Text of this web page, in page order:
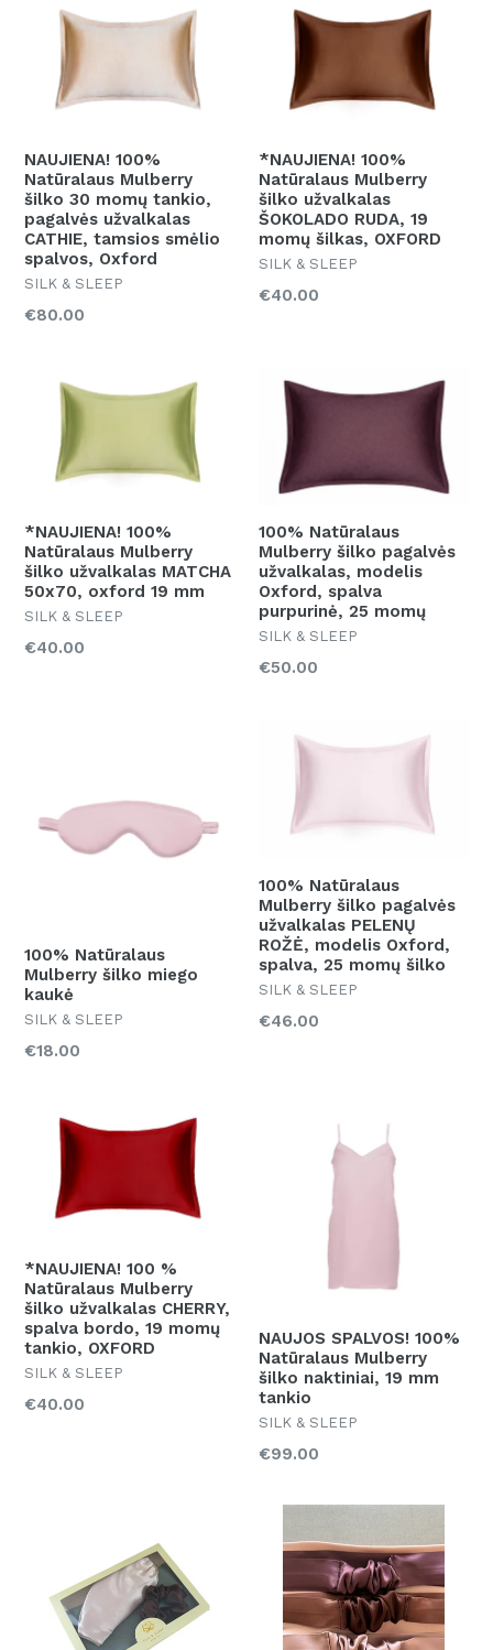
NAUJIENA! 100%
Natūralaus Mulberry
šilko 30 momų tankio,
pagalvės užvalkalas
CATHIE, tamsios smėlio
spalvos, Oxford
SILK & SLEEP
Kaina
€80.00
*NAUJIENA! 100%
Natūralaus Mulberry
šilko užvalkalas
ŠOKOLADO RUDA, 19
momų šilkas, OXFORD
SILK & SLEEP
Kaina
€40.00
*NAUJIENA! 100%
Natūralaus Mulberry
šilko užvalkalas MATCHA
50x70, oxford 19 mm
SILK & SLEEP
Kaina
€40.00
100% Natūralaus
Mulberry šilko pagalvės
užvalkalas, modelis
Oxford, spalva
purpurinė, 25 momų
SILK & SLEEP
Kaina
€50.00
100% Natūralaus
Mulberry šilko miego
kaukė
SILK & SLEEP
Kaina
€18.00
100% Natūralaus
Mulberry šilko pagalvės
užvalkalas PELENŲ
ROŽĖ, modelis Oxford,
spalva, 25 momų šilko
SILK & SLEEP
€46.00
*NAUJIENA! 100 %
Natūralaus Mulberry
šilko užvalkalas CHERRY,
spalva bordo, 19 momų
tankio, OXFORD
SILK & SLEEP
Kaina
€40.00
NAUJOS SPALVOS! 100%
Natūralaus Mulberry
šilko naktiniai, 19 mm
tankio
SILK & SLEEP
Kaina
€99.00